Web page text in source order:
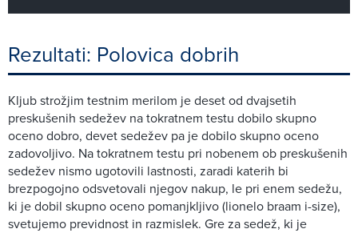
Rezultati: Polovica dobrih
Kljub strožjim testnim merilom je deset od dvajsetih
preskušenih sedežev na tokratnem testu dobilo skupno
oceno dobro, devet sedežev pa je dobilo skupno oceno
zadovoljivo. Na tokratnem testu pri nobenem ob preskušenih
sedežev nismo ugotovili lastnosti, zaradi katerih bi
brezpogojno odsvetovali njegov nakup, le pri enem sedežu,
ki je dobil skupno oceno pomanjkljivo (lionelo braam i-size),
svetujemo previdnost in razmislek. Gre za sedež, ki je